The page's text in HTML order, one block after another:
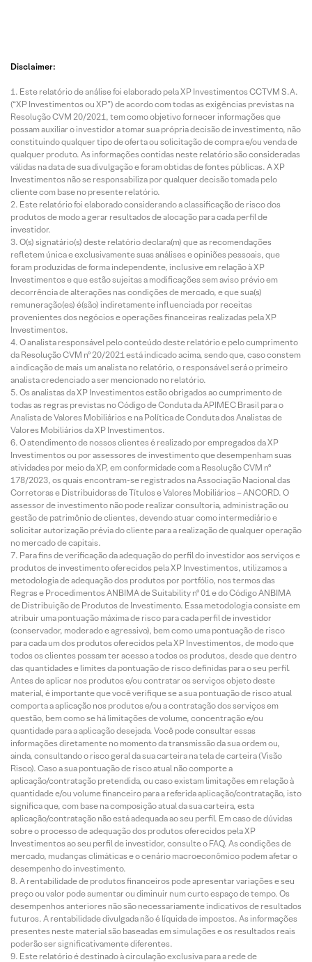
Disclaimer:
Este relatório de análise foi elaborado pela XP Investimentos CCTVM S.A.
(“XP Investimentos ou XP”) de acordo com todas as exigências previstas na
Resolução CVM 20/2021, tem como objetivo fornecer informações que
possam auxiliar o investidor a tomar sua própria decisão de investimento, não
constituindo qualquer tipo de oferta ou solicitação de compra e/ou venda de
qualquer produto. As informações contidas neste relatório são consideradas
válidas na data de sua divulgação e foram obtidas de fontes públicas. A XP
Investimentos não se responsabiliza por qualquer decisão tomada pelo
cliente com base no presente relatório.
Este relatório foi elaborado considerando a classificação de risco dos
produtos de modo a gerar resultados de alocação para cada perfil de
investidor.
O(s) signatário(s) deste relatório declara(m) que as recomendações
refletem única e exclusivamente suas análises e opiniões pessoais, que
foram produzidas de forma independente, inclusive em relação à XP
Investimentos e que estão sujeitas a modificações sem aviso prévio em
decorrência de alterações nas condições de mercado, e que sua(s)
remuneração(es) é(são) indiretamente influenciada por receitas
provenientes dos negócios e operações financeiras realizadas pela XP
Investimentos.
O analista responsável pelo conteúdo deste relatório e pelo cumprimento
da Resolução CVM nº 20/2021 está indicado acima, sendo que, caso constem
a indicação de mais um analista no relatório, o responsável será o primeiro
analista credenciado a ser mencionado no relatório.
Os analistas da XP Investimentos estão obrigados ao cumprimento de
todas as regras previstas no Código de Conduta da APIMEC Brasil para o
Analista de Valores Mobiliários e na Política de Conduta dos Analistas de
Valores Mobiliários da XP Investimentos.
O atendimento de nossos clientes é realizado por empregados da XP
Investimentos ou por assessores de investimento que desempenham suas
atividades por meio da XP, em conformidade com a Resolução CVM nº
178/2023, os quais encontram-se registrados na Associação Nacional das
Corretoras e Distribuidoras de Títulos e Valores Mobiliários – ANCORD. O
assessor de investimento não pode realizar consultoria, administração ou
gestão de patrimônio de clientes, devendo atuar como intermediário e
solicitar autorização prévia do cliente para a realização de qualquer operação
no mercado de capitais.
Para fins de verificação da adequação do perfil do investidor aos serviços e
produtos de investimento oferecidos pela XP Investimentos, utilizamos a
metodologia de adequação dos produtos por portfólio, nos termos das
Regras e Procedimentos ANBIMA de Suitability nº 01 e do Código ANBIMA
de Distribuição de Produtos de Investimento. Essa metodologia consiste em
atribuir uma pontuação máxima de risco para cada perfil de investidor
(conservador, moderado e agressivo), bem como uma pontuação de risco
para cada um dos produtos oferecidos pela XP Investimentos, de modo que
todos os clientes possam ter acesso a todos os produtos, desde que dentro
das quantidades e limites da pontuação de risco definidas para o seu perfil.
Antes de aplicar nos produtos e/ou contratar os serviços objeto deste
material, é importante que você verifique se a sua pontuação de risco atual
comporta a aplicação nos produtos e/ou a contratação dos serviços em
questão, bem como se há limitações de volume, concentração e/ou
quantidade para a aplicação desejada. Você pode consultar essas
informações diretamente no momento da transmissão da sua ordem ou,
ainda, consultando o risco geral da sua carteira na tela de carteira (Visão
Risco). Caso a sua pontuação de risco atual não comporte a
aplicação/contratação pretendida, ou caso existam limitações em relação à
quantidade e/ou volume financeiro para a referida aplicação/contratação, isto
significa que, com base na composição atual da sua carteira, esta
aplicação/contratação não está adequada ao seu perfil. Em caso de dúvidas
sobre o processo de adequação dos produtos oferecidos pela XP
Investimentos ao seu perfil de investidor, consulte o FAQ. As condições de
mercado, mudanças climáticas e o cenário macroeconômico podem afetar o
desempenho do investimento.
A rentabilidade de produtos financeiros pode apresentar variações e seu
preço ou valor pode aumentar ou diminuir num curto espaço de tempo. Os
desempenhos anteriores não são necessariamente indicativos de resultados
futuros. A rentabilidade divulgada não é líquida de impostos. As informações
presentes neste material são baseadas em simulações e os resultados reais
poderão ser significativamente diferentes.
Este relatório é destinado à circulação exclusiva para a rede de